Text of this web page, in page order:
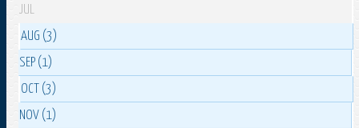
JUL
AUG (3)
SEP (1)
OCT (3)
NOV (1)